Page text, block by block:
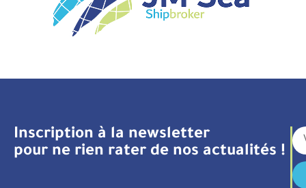
Inscription à la newsletter
pour ne rien rater de nos actualités !